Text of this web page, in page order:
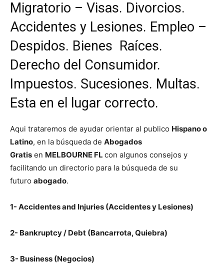
Migratorio – Visas. Divorcios.
Accidentes y Lesiones. Empleo –
Despidos. Bienes Raíces.
Derecho del Consumidor.
Impuestos. Sucesiones. Multas.
Esta en el lugar correcto.
Aqui trataremos de ayudar orientar al publico Hispano o
Latino, en la búsqueda de Abogados
Gratis en MELBOURNE FL con algunos consejos y
facilitando un directorio para la búsqueda de su
futuro abogado.
1- Accidentes and Injuries (Accidentes y Lesiones)
2- Bankruptcy / Debt (Bancarrota, Quiebra)
3- Business (Negocios)